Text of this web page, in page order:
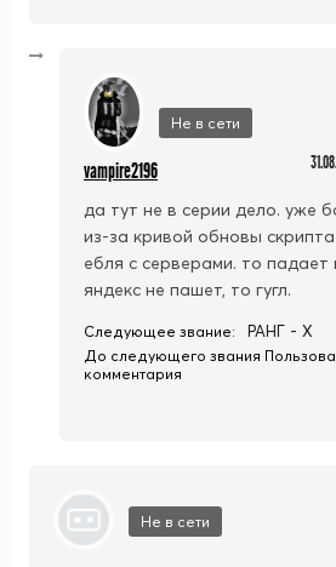
Не в сети
vampire2196
да тут не в серии дело. уже
из-за кривой обновы
ебля с серверами. то падает
яндекс не пашет, то гугл.
Следующее звание: РАНГ - X
До следующего звания
комментария
Не в сети